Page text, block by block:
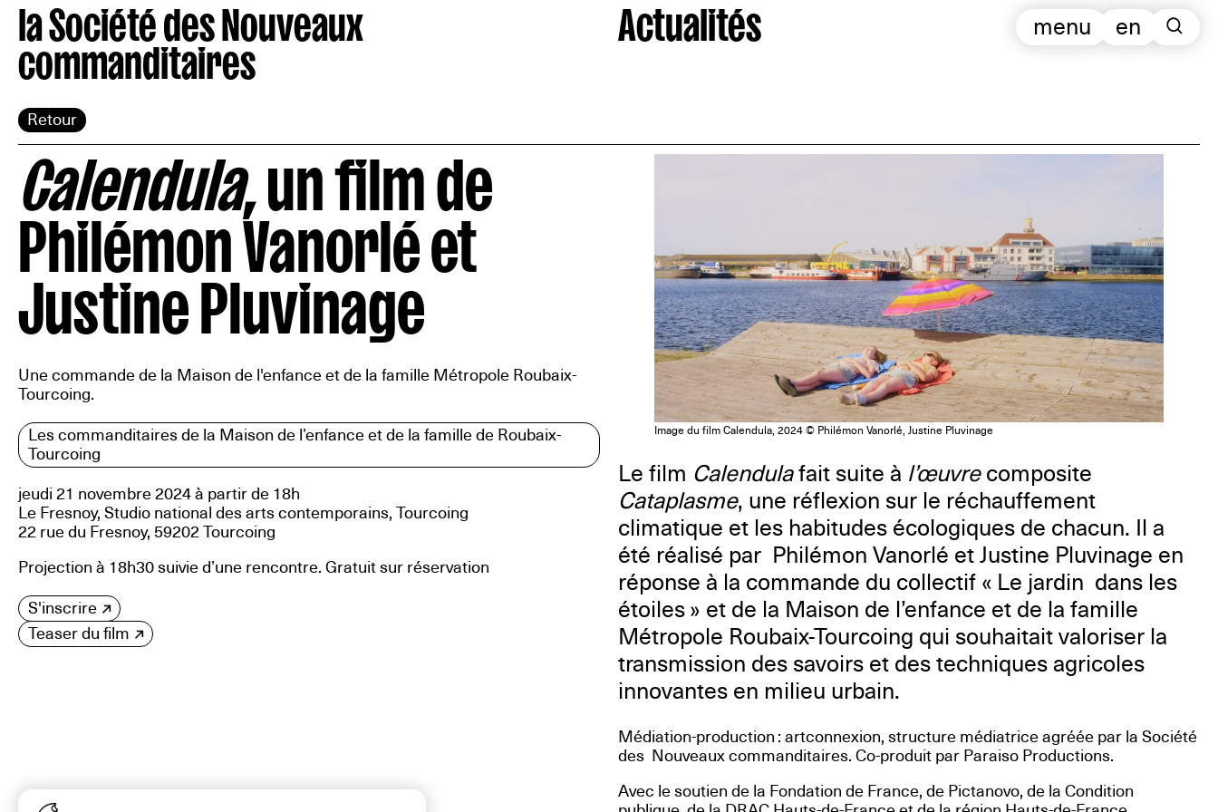
la Société des Nouveaux
commanditaires
Retour
Actualités en
menu
Calendula, un film de
Philémon Vanorlé et
Justine Pluvinage
Une commande de la Maison de l'enfance et de la famille Métropole Roubaix-
Tourcoing.
Les commanditaires de la Maison de l’enfance et de la famille de Roubaix-
Tourcoing
jeudi 21 novembre 2024 à partir de 18h
Le Fresnoy, Studio national des arts contemporains, Tourcoing
22 rue du Fresnoy, 59202 Tourcoing
Projection à 18h30 suivie d’une rencontre. Gratuit sur réservation
S'inscrire
Teaser du film
Image du film Calendula, 2024 © Philémon Vanorlé, Justine Pluvinage
Le film Calendulafait suite à l’œuvrecomposite
Cataplasme, une réflexion sur le réchauffement
climatique et les habitudes écologiques de chacun. Il a
été réalisé par Philémon Vanorlé et Justine Pluvinage en
réponse à la commande du collectif « Le jardin dans les
étoiles » et de la Maison de l’enfance et de la famille
Métropole Roubaix-Tourcoing qui souhaitait valoriser la
transmission des savoirs et des techniques agricoles
innovantes en milieu urbain.
Médiation-production : artconnexion, structure médiatrice agréée par la Société
des Nouveaux commanditaires. Co-produit par Paraiso Productions.
Avec le soutien de la Fondation de France, de Pictanovo, de la Condition